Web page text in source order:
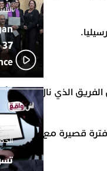
كما كان ضمن الفريق الذي نال
13:30دنيا
19:11
يقظة
مثيرة
سوابق
17:27اتحاد
دورة
23:18ترسيخا
للماء”
الثلاثاء 10
الجمعة 26